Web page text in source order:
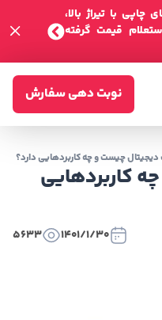
با تیراژ بالا،
قیمت گرفته
نوبت دهی سفارش
کاربردهایی
چیست و چه کاربردهایی دارد؟
1401/1/30
5633